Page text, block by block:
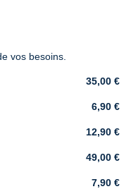
vos besoins.
35,00 €
6,90 €
12,90 €
49,00 €
7,90 €